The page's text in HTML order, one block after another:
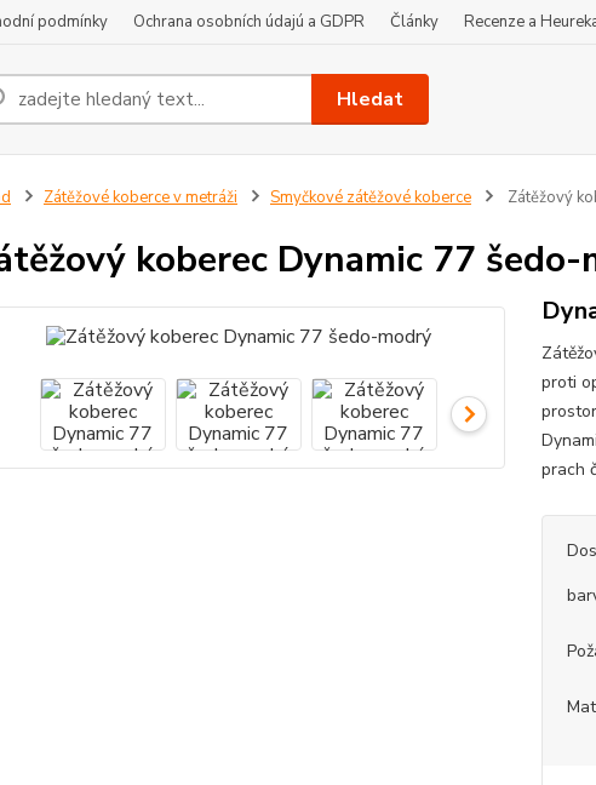
podmínky Ochrana osobních údajú a GDPR Články Recenze a
Hledat
Zátěžové koberce v metráži Smyčkové zátěžové koberce Zátěžový
koberec Dynamic 77
proti
prach